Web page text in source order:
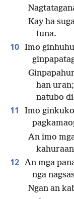
Kay ha
tuna.
10 Imo
han
natubo
11
Imo
An imo
12 An mga
nga
Ngan an